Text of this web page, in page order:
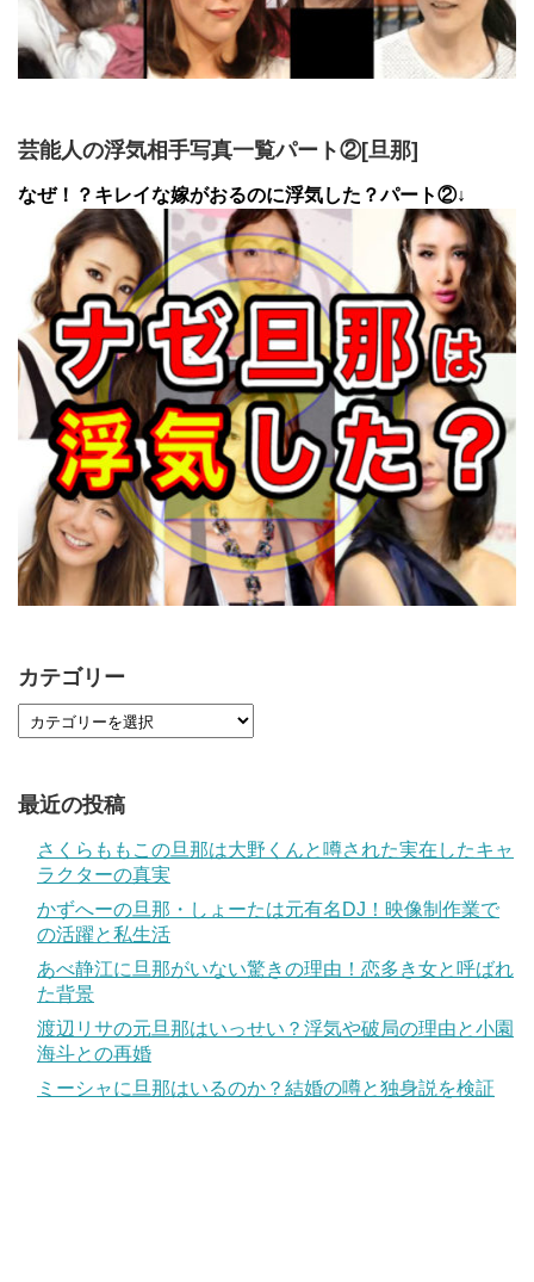
芸能人の浮気相手写真一覧パート②[旦那]
なぜ！？キレイな嫁がおるのに浮気した？パート②↓
カテゴリー
最近の投稿
さくらももこの旦那は大野くんと噂された実在したキャ
ラクターの真実
かずへーの旦那・しょーたは元有名DJ！映像制作業で
の活躍と私生活
あべ静江に旦那がいない驚きの理由！恋多き女と呼ばれ
た背景
渡辺リサの元旦那はいっせい？浮気や破局の理由と小園
海斗との再婚
ミーシャに旦那はいるのか？結婚の噂と独身説を検証